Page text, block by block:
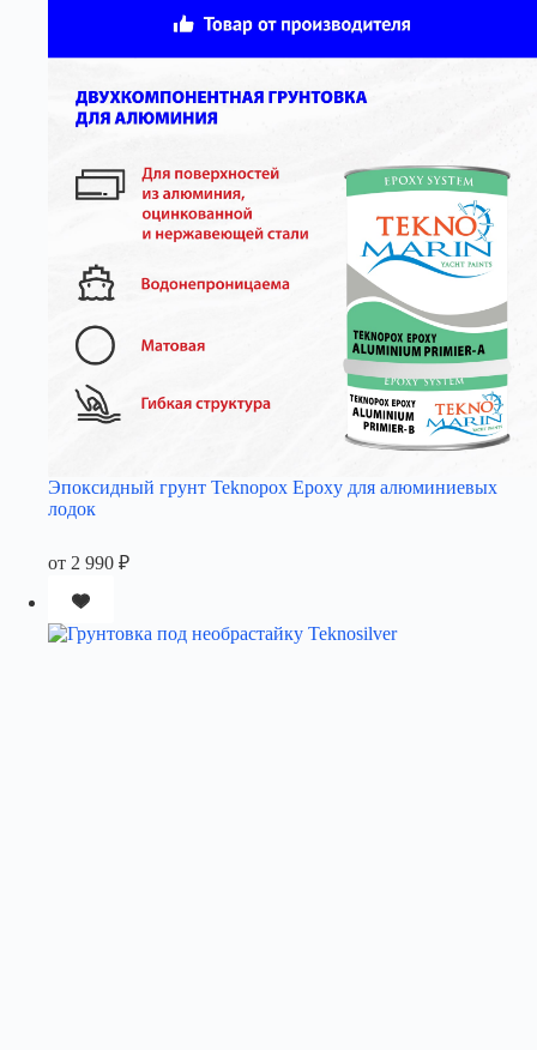
Эпоксидный грунт Teknopox Epoxy для алюминиевых
лодок
от 2 990 ₽